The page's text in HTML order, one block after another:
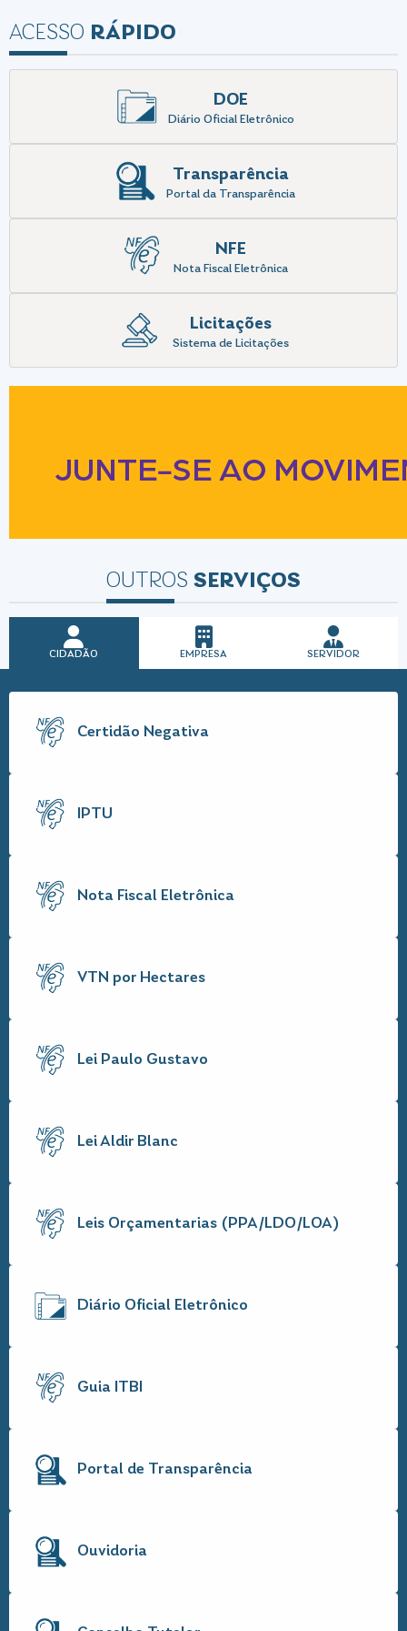
população
ACESSO RÁPIDO
DOE
Diário Oficial Eletrônico
Transparência
Portal da Transparência
NFE
Nota Fiscal Eletrônica
Licitações
Sistema de Licitações
OUTROS SERVIÇOS
CIDADÃO EMPRESA SERVIDOR
Certidão Negativa
IPTU
Nota Fiscal Eletrônica
VTN por Hectares
Lei Paulo Gustavo
Lei Aldir Blanc
Leis Orçamentarias (PPA/LDO/LOA)
Diário Oficial Eletrônico
Guia ITBI
Portal de Transparência
Ouvidoria